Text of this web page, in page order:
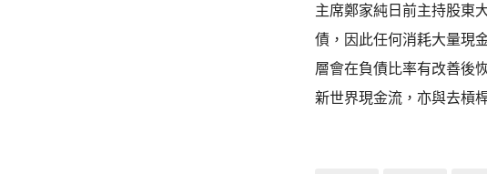
主席鄭家純日前主持股東
債，因此任何消耗大量現
層會在負債比率有改善後
新世界現金流，亦與去槓